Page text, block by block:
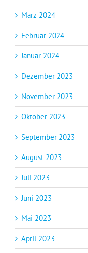
März 2024
Februar 2024
Januar 2024
Dezember 2023
November 2023
Oktober 2023
September 2023
August 2023
Juli 2023
Juni 2023
Mai 2023
April 2023